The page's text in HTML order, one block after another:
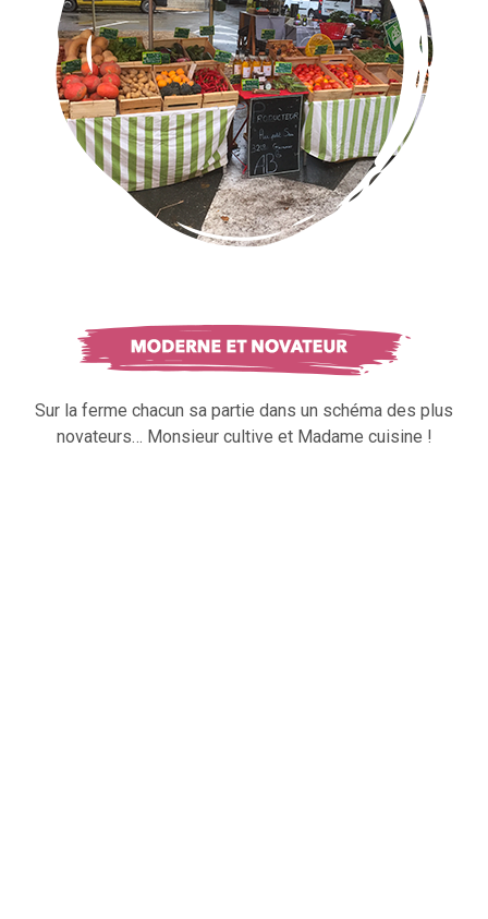
Sur la ferme chacun sa partie dans un schéma des plus
novateurs… Monsieur cultive et Madame cuisine !